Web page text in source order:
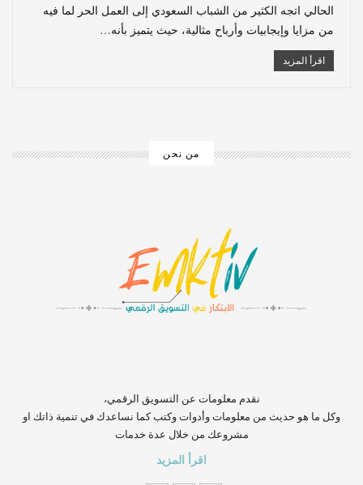
الحالي اتجه الكثير من الشباب السعودي إلى العمل الحر لما فيه
من مزايا وإيجابيات وأرباح مثالية، حيث يتميز بأنه…
اقرأ المزيد
من نحن
‏‏‏‏‏‏‏‏‏‏‏‏‏‏‏‏‏‏‏‏‏‏‏‏‏‏‏‏‏‏‏نقدم معلومات عن التسويق الرقمي،
وكل ما هو حديث من معلومات وأدوات وكتب كما نساعدك في تنمية ذاتك او
مشروعك من خلال عدة خدمات
اقرأ المزيد